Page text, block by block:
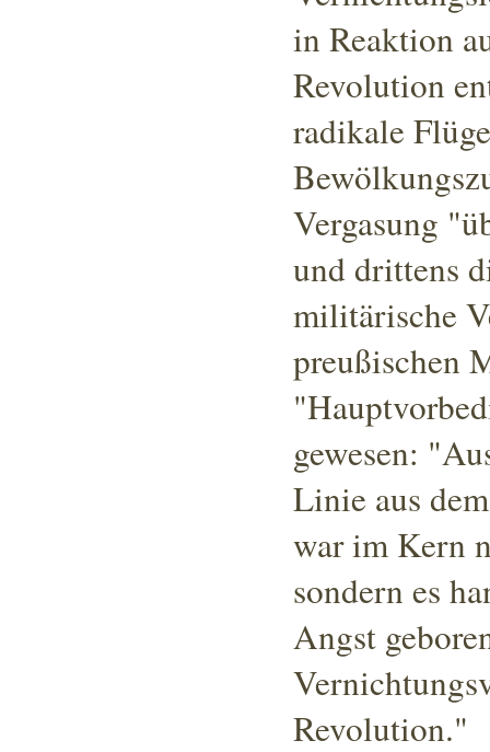
in Reaktion
Revolution
radikale
Vergasung
und drittens
militärische
preußischen
gewesen:
Linie aus
war im Kern
sondern es
Angst
Revolution."